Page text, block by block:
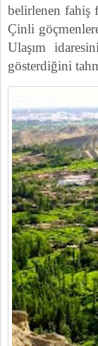
belirlenen fahiş
Çinli
Ulaşım
gösterdiğini